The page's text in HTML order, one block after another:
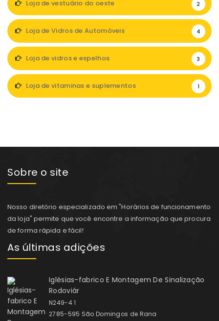
Loja de vestuário do oeste 2
Loja de Vidros de Automóveis 4
Loja de vidros e espelhos 3
Loja de vitaminas e suplementos 1
Sobre o site
Nosso diretório especializado em "Horários de funcionamento
da loja" permite que você encontre a informação que procura
de forma rápida e fácil!
As últimas adições
Iglésias-fabrico E Montagem De Sinalização
Rodoviár
N249-4 1
2785-595 São Domingos de Rana